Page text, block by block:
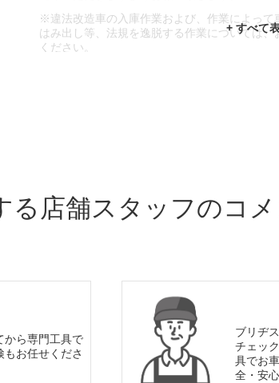
※違法改造車の入庫作業および、作業によっ
はみ出し等、法規を逸脱する作業については
ください。
る店舗スタッフのコメ
から専門工具で
お任せくださ
ブリヂ
チェッ
具でお
全・安